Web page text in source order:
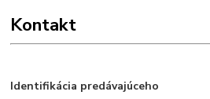
Kontakt
Identifikácia predávajúceho